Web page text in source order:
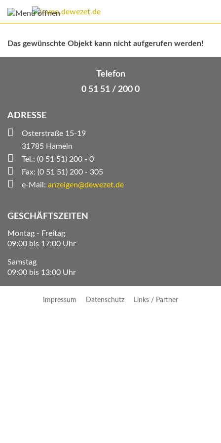
Das gewünschte Objekt kann nicht aufgerufen werden!
Telefon
0 51 51 / 200 0
ADRESSE
Osterstraße 15-19
31785 Hameln
Tel.: (0 51 51) 200 - 0
Fax: (0 51 51) 200 - 305
e-Mail: anzeigen@dewezet.de
GESCHÄFTSZEITEN
Montag - Freitag
09:00 bis 17:00 Uhr
Samstag
09:00 bis 13:00 Uhr
Impressum Datenschutz Links / Partner